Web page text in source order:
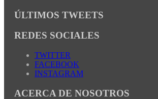
ÚLTIMOS TWEETS
REDES SOCIALES
TWITTER
FACEBOOK
INSTAGRAM
ACERCA DE NOSOTROS